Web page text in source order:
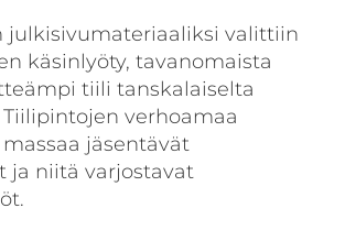
julkisivumateriaaliksi valittiin
käsinlyöty, tavanomaista
tiili tanskalaiselta
verhoamaa
jäsentävät
ja niitä varjostavat